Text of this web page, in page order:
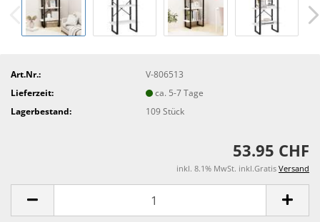
Art.Nr.:
V-806513
Lieferzeit:
ca. 5-7 Tage
Lagerbestand:
109Stück
53.95 CHF
inkl. 8.1% MwSt. inkl.Gratis Versand